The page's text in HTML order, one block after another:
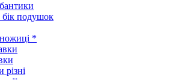
подушок
*
різні